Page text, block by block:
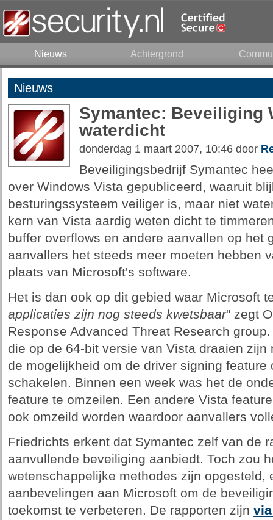
Nieuws Achtergrond
Nieuws
Symantec: Beveiliging
waterdicht
donderdag 1 maart 2007, 10:46 door
Beveiligingsbedrijf Symantec
over Windows Vista gepubliceerd, waaruit
besturingssysteem veiliger is, maar niet
kern van Vista aardig weten dicht te
buffer overflows en andere aanvallen op het
aanvallers het steeds meer moeten hebben
plaats van Microsoft's software.
Het is dan ook op dit gebied waar Microsoft
applicaties zijn nog steeds kwetsbaar" zegt
Response Advanced Threat Research
die op de 64-bit versie van Vista draaien zijn
de mogelijkheid om de driver signing feature
schakelen. Binnen een week was het de
feature te omzeilen. Een andere Vista
ook omzeild worden waardoor aanvallers
Friedrichts erkent dat Symantec zelf van de
aanvullende beveiliging aanbiedt. Toch zou
wetenschappelijke methodes zijn opgesteld,
aanbevelingen aan Microsoft om de
toekomst te verbeteren. De rapporten zijn